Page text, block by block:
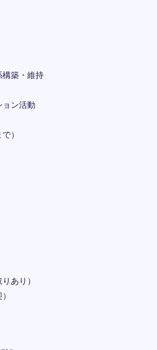
構築・維持
ン活動
）
あり）